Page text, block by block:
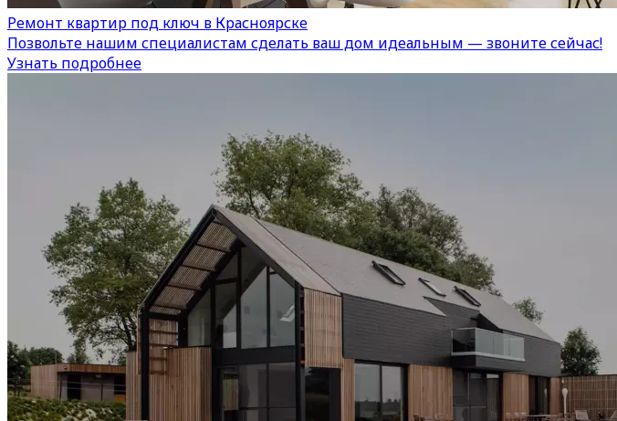
Ремонт квартир под ключ в Красноярске
Позвольте нашим специалистам сделать ваш дом идеальным — звоните сейчас!
Узнать подробнее